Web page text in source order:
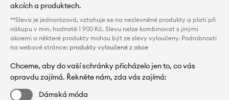
akcích a produktech.
**Sleva je jednorázová, vztahuje se na nezlevněné produkty a platí při
nákupu v min. hodnotě 1 900 Kč. Slevu nelze kombinovat s jinými
akcemi a některé produkty mohou být ze slevy vyloučeny. Podrobnosti
na webové stránce: produkty vyloučené z akce
Chceme, aby do vaší schránky přicházelo jen to, co vás
opravdu zajímá. Řekněte nám, zda vás zajímá:
Dámská móda